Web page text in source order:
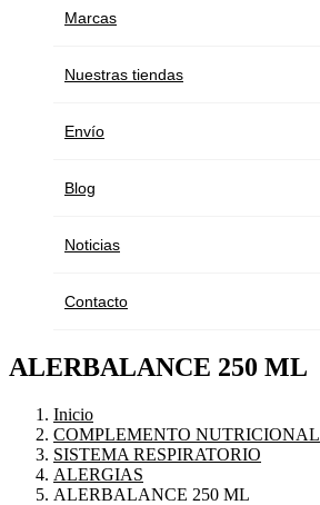
Marcas
Nuestras tiendas
Envío
Blog
Noticias
Contacto
ALERBALANCE 250 ML
Inicio
COMPLEMENTO NUTRICIONAL
SISTEMA RESPIRATORIO
ALERGIAS
ALERBALANCE 250 ML